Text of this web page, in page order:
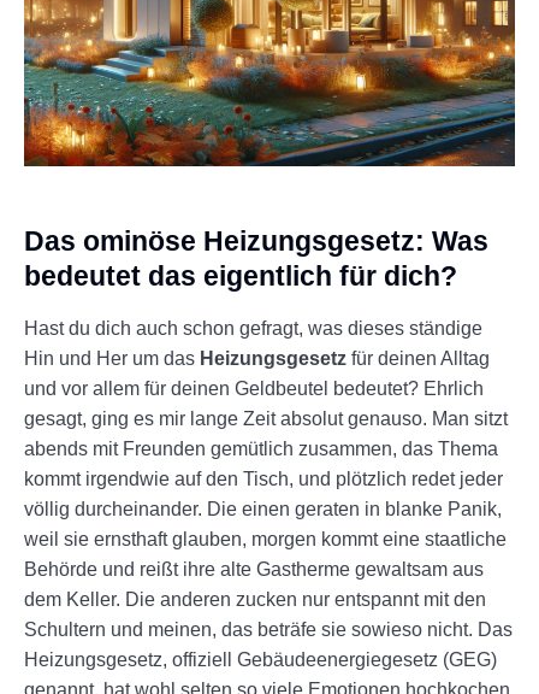
Das ominöse Heizungsgesetz: Was
bedeutet das eigentlich für dich?
Hast du dich auch schon gefragt, was dieses ständige
Hin und Her um das Heizungsgesetz für deinen Alltag
und vor allem für deinen Geldbeutel bedeutet? Ehrlich
gesagt, ging es mir lange Zeit absolut genauso. Man sitzt
abends mit Freunden gemütlich zusammen, das Thema
kommt irgendwie auf den Tisch, und plötzlich redet jeder
völlig durcheinander. Die einen geraten in blanke Panik,
weil sie ernsthaft glauben, morgen kommt eine staatliche
Behörde und reißt ihre alte Gastherme gewaltsam aus
dem Keller. Die anderen zucken nur entspannt mit den
Schultern und meinen, das beträfe sie sowieso nicht. Das
Heizungsgesetz, offiziell Gebäudeenergiegesetz (GEG)
genannt, hat wohl selten so viele Emotionen hochkochen